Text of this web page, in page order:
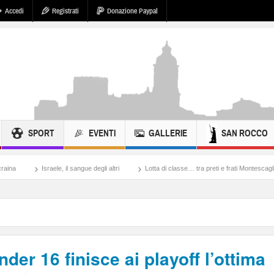
Accedi Registrati Donazione Paypal
SPORT EVENTI GALLERIE SAN ROCCO
il sangue degli altri Lotta di classe… tra preti e frati Montescaglioso
16 finisce ai playoff l’ottima